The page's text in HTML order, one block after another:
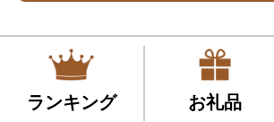
ランキング お礼品